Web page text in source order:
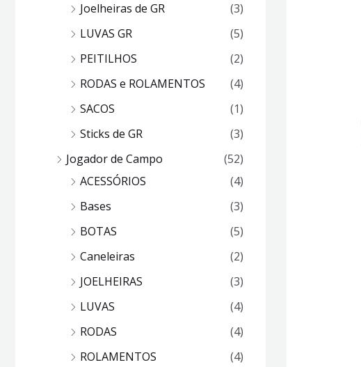
Joelheiras de GR
(3)
LUVAS GR
(5)
PEITILHOS
(2)
RODAS e ROLAMENTOS
(4)
SACOS
(1)
Sticks de GR
(3)
Jogador de Campo
(52)
ACESSÓRIOS
(4)
Bases
(3)
BOTAS
(5)
Caneleiras
(2)
JOELHEIRAS
(3)
LUVAS
(4)
RODAS
(4)
ROLAMENTOS
(4)